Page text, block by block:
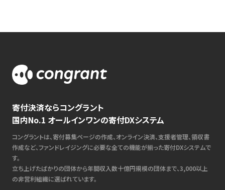
寄付決済ならコングラント
国内No.1 オールインワンの寄付DXシステム
コングラントは、寄付募集ページの作成、オンライン決済、支援者管理、領収書
作成など、ファンドレイジングに必要な全ての機能が揃った寄付DXシステムで
す。
立ち上げたばかりの団体から年間収入数十億円規模の団体まで、3,000以上
の非営利組織に選ばれています。